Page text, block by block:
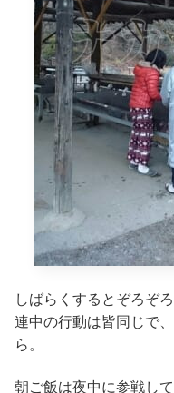
しばらくするとぞろぞ
連中の行動は皆同じで
ら。
朝ご飯は夜中に参戦し